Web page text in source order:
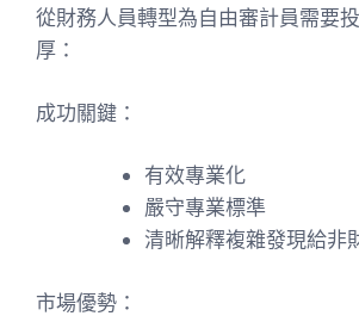
從財務人員轉型為自由審計員需要
厚：
成功關鍵：
有效專業化
嚴守專業標準
清晰解釋複雜發現給非
市場優勢：